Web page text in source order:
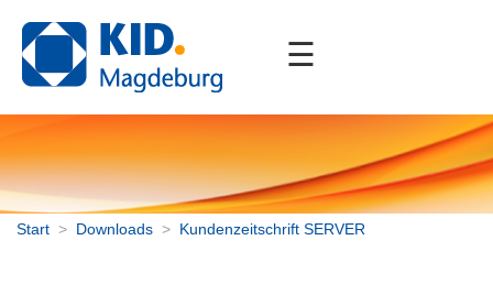
Start
Unternehmen
Portfolio
Downloads
☰
Start > Downloads > Kundenzeitschrift SERVER